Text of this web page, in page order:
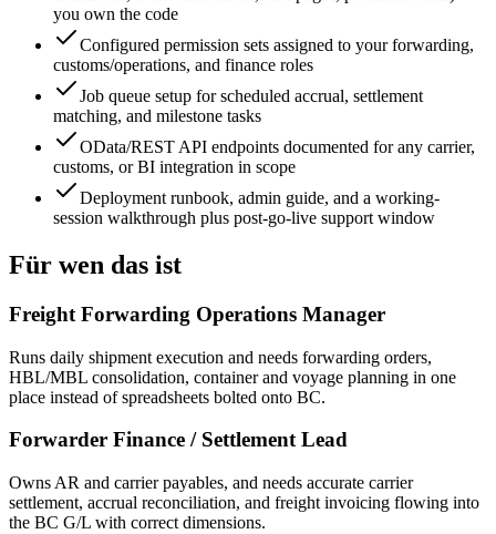
you own the code
Configured permission sets assigned to your forwarding,
customs/operations, and finance roles
Job queue setup for scheduled accrual, settlement
matching, and milestone tasks
OData/REST API endpoints documented for any carrier,
customs, or BI integration in scope
Deployment runbook, admin guide, and a working-
session walkthrough plus post-go-live support window
Für wen das ist
Freight Forwarding Operations Manager
Runs daily shipment execution and needs forwarding orders,
HBL/MBL consolidation, container and voyage planning in one
place instead of spreadsheets bolted onto BC.
Forwarder Finance / Settlement Lead
Owns AR and carrier payables, and needs accurate carrier
settlement, accrual reconciliation, and freight invoicing flowing into
the BC G/L with correct dimensions.